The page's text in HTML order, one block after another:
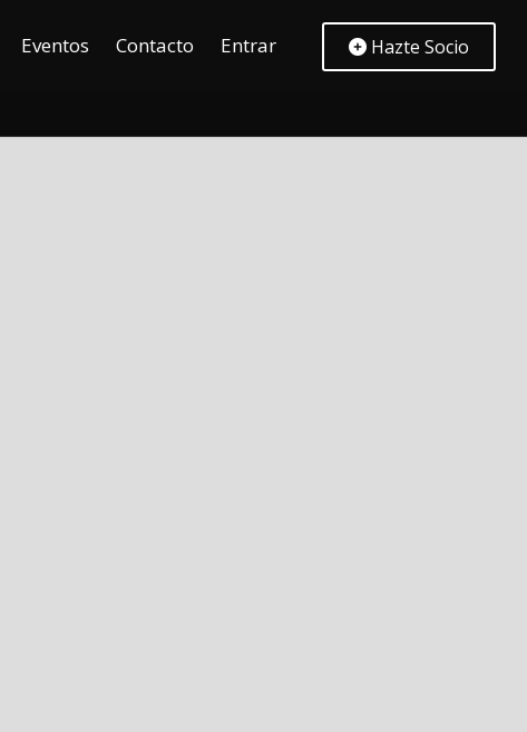
Eventos Contacto Entrar Hazte Socio